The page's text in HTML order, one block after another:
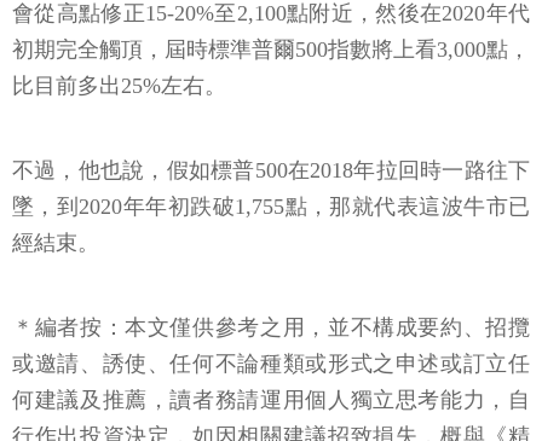
會從高點修正15-20%至2,100點附近，然後在2020年代
初期完全觸頂，屆時標準普爾500指數將上看3,000點，
比目前多出25%左右。
不過，他也說，假如標普500在2018年拉回時一路往下
墜，到2020年年初跌破1,755點，那就代表這波牛市已
經結束。
＊編者按：本文僅供參考之用，並不構成要約、招攬
或邀請、誘使、任何不論種類或形式之申述或訂立任
何建議及推薦，讀者務請運用個人獨立思考能力，自
行作出投資決定，如因相關建議招致損失，概與《精